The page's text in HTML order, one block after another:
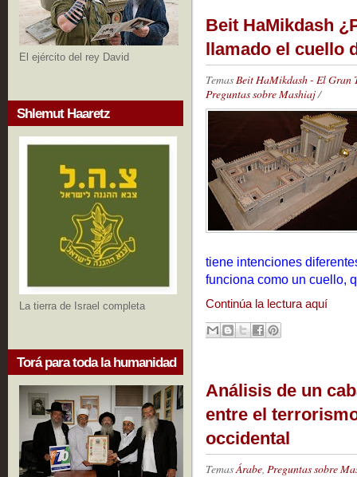
El ejército del rey David
Shlemut Haaretz
La tierra de Israel completa
Torá para toda la humanidad
Beit HaMikdash
llamado el cuello
TemasBeit HaMikdash - El Gran
Preguntas sobre Mashiaj/
tiene intenciones
funciona como un cuello,
Continúa la lectura aquí
Análisis de un
entre el
occidental
TemasÁrabe Preguntas sobre